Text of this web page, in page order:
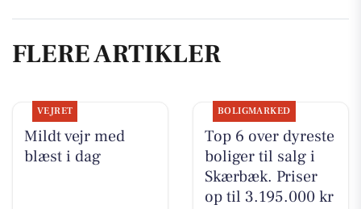
FLERE ARTIKLER
VEJRET
Mildt vejr med
blæst i dag
BOLIGMARKED
Top 6 over dyreste
boliger til salg i
Skærbæk. Priser
op til 3.195.000 kr